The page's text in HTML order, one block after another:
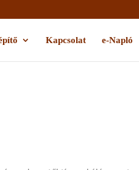
Kapcsolat e-Napló